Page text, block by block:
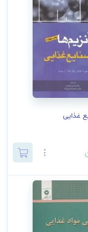
غذایی